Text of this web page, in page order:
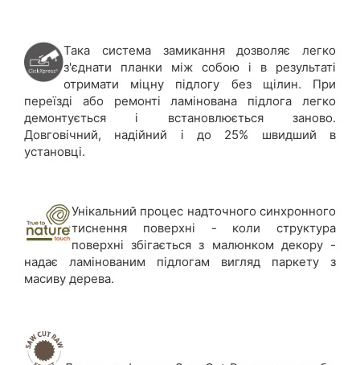
Така система замикання дозволяє легко
з'єднати планки між собою і в результаті
отримати міцну підлогу без щілин. При
переїзді або ремонті ламінована підлога легко
демонтується і встановлюється заново.
Довговічний, надійний і до 25% швидший в
установці.
Унікальний процес надточного синхронного
тиснення поверхні - коли структура
поверхні збігається з малюнком декору -
надає ламінованим підлогам вигляд паркету з
масиву дерева.